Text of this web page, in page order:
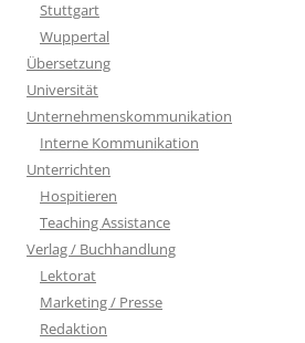
Stuttgart
Wuppertal
Übersetzung
Universität
Unternehmenskommunikation
Interne Kommunikation
Unterrichten
Hospitieren
Teaching Assistance
Verlag / Buchhandlung
Lektorat
Marketing / Presse
Redaktion